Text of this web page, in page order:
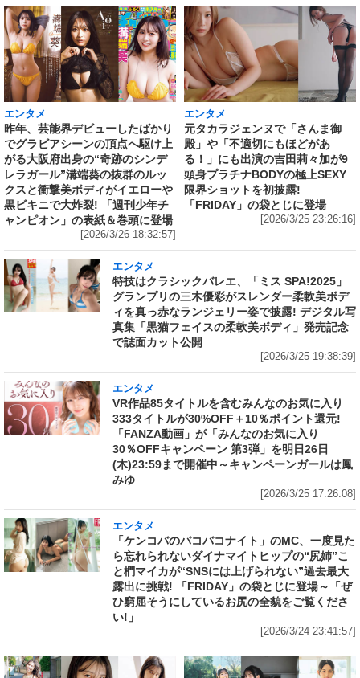
エンタメ
昨年、芸能界デビューしたばかり
でグラビアシーンの頂点へ駆け上
がる大阪府出身の“奇跡のシンデ
レラガール”溝端葵の抜群のルッ
クスと衝撃美ボディがイエローや
黒ビキニで大炸裂! 「週刊少年チ
ャンピオン」の表紙＆巻頭に登場
[2026/3/26 18:32:57]
エンタメ
元タカラジェンヌで「さんま御
殿」や「不適切にもほどがあ
る！」にも出演の吉田莉々加が9
頭身プラチナBODYの極上SEXY
限界ショットを初披露!
「FRIDAY」の袋とじに登場
[2026/3/25 23:26:16]
エンタメ
特技はクラシックバレエ、「ミス SPA!2025」
グランプリの三木優彩がスレンダー柔軟美ボデ
ィを真っ赤なランジェリー姿で披露! デジタル写
真集「黒猫フェイスの柔軟美ボディ」発売記念
で誌面カット公開
[2026/3/25 19:38:39]
エンタメ
VR作品85タイトルを含むみんなのお気に入り
333タイトルが30%OFF＋10％ポイント還元!
「FANZA動画」が「みんなのお気に入り
30％OFFキャンペーン 第3弾」を明日26日
(木)23:59まで開催中～キャンペーンガールは鳳
みゆ
[2026/3/25 17:26:08]
エンタメ
「ケンコバのバコバコナイト」のMC、一度見た
ら忘れられないダイナマイトヒップの“尻姉”こ
と椚マイカが“SNSには上げられない”過去最大
露出に挑戦! 「FRIDAY」の袋とじに登場～「ぜ
ひ窮屈そうにしているお尻の全貌をご覧くださ
い!」
[2026/3/24 23:41:57]